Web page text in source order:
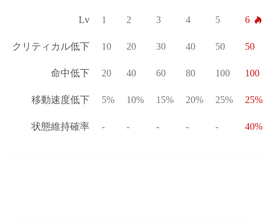
Lv 1 2 3 4 5 6
クリティカル低下 10 20 30 40 50 50
命中低下 20 40 60 80 100 100
移動速度低下 5% 10% 15% 20% 25% 25%
状態維持確率 - - - - - 40%